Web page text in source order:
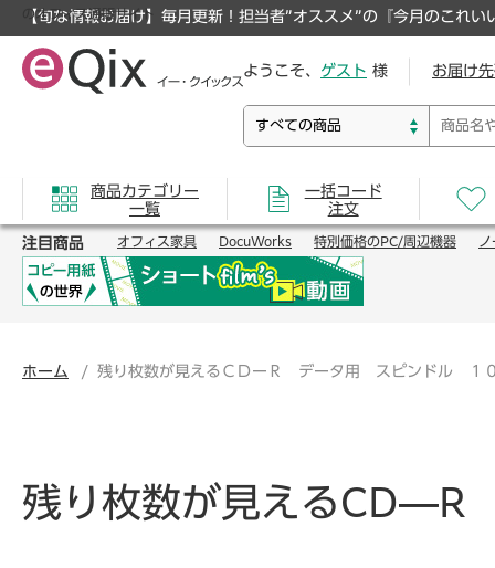
【旬な情報お届け】毎月更新！担当者”オススメ”の『今月のこれい
のオフィス通販サイト
ようこそ、 ゲスト 様 お届け
商品カテゴリー
一覧
一括コード
注文
注目商品 オフィス家具 DocuWorks 特別価格のPC/周辺機器 ノ
ホーム 残り枚数が見えるＣＤーＲ データ用 スピンドル １
残り枚数が見える